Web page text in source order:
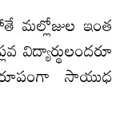
మల్లోజుల ఇంత
విద్యార్థులందరూ
సాయుధ